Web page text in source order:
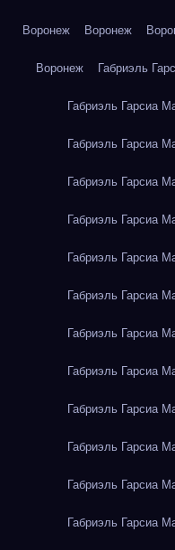
Воронеж Воронеж
Воронеж Габриэль
Габриэль Гарсиа
Габриэль Гарсиа
Габриэль Гарсиа
Габриэль Гарсиа
Габриэль Гарсиа
Габриэль Гарсиа
Габриэль Гарсиа
Габриэль Гарсиа
Габриэль Гарсиа
Габриэль Гарсиа
Габриэль Гарсиа
Габриэль Гарсиа